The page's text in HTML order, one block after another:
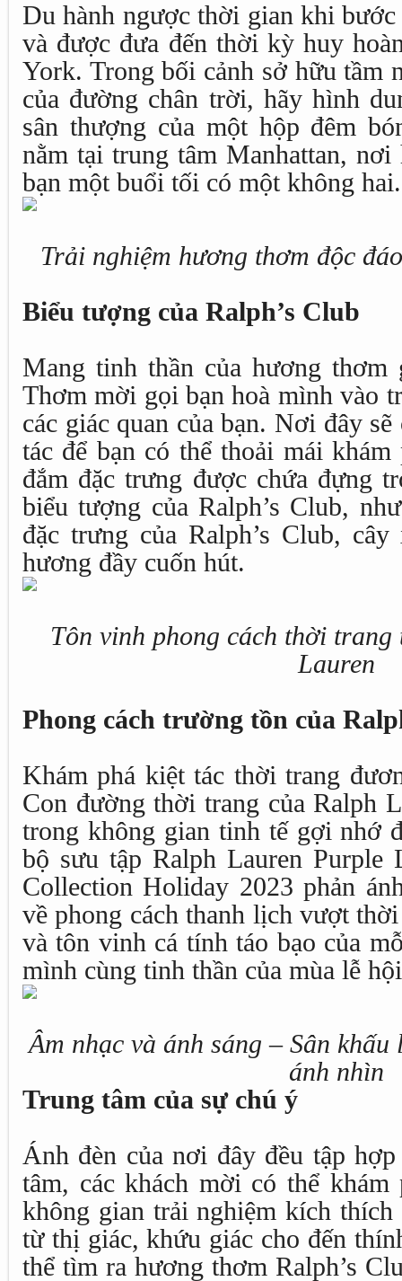
Du hành ngược thời gian khi
và được đưa đến thời kỳ huy
York. Trong bối cảnh sở hữu tầm
của đường chân trời, hãy hình
sân thượng của một hộp đêm
nằm tại trung tâm Manhattan, nơi
bạn một buổi tối có một không hai.
Trải nghiệm hương thơm độc
Biểu tượng của Ralph’s Club
Mang tinh thần của hương
Thơm mời gọi bạn hoà mình vào
các giác quan của bạn. Nơi đây
tác để bạn có thể thoải mái
đắm đặc trưng được chứa đựng
biểu tượng của Ralph’s Club,
đặc trưng của Ralph’s Club,
hương đầy cuốn hút.
Tôn vinh phong cách thời
Lauren
Phong cách trường tồn của
Khám phá kiệt tác thời trang
Con đường thời trang của Ralph
trong không gian tinh tế gợi nhớ
bộ sưu tập Ralph Lauren Purple
Collection Holiday 2023 phản
về phong cách thanh lịch vượt
và tôn vinh cá tính táo bạo của
mình cùng tinh thần của mùa lễ
Âm nhạc và ánh sáng – Sân
ánh nhìn
Trung tâm của sự chú ý
Ánh đèn của nơi đây đều tập
tâm, các khách mời có thể
không gian trải nghiệm kích thích
từ thị giác, khứu giác cho đến
thể tìm ra hương thơm Ralph’s